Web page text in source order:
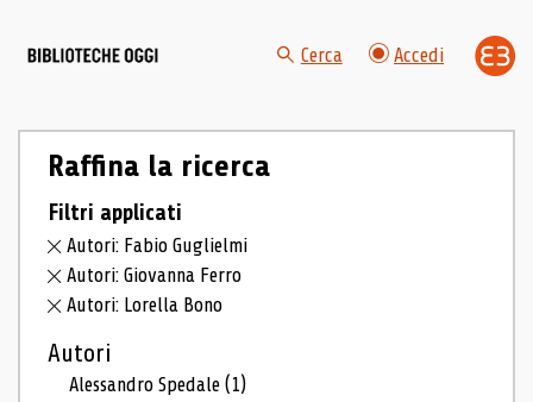
Cerca Accedi
Raffina la ricerca
Filtri applicati
Autori: Fabio Guglielmi
Autori: Giovanna Ferro
Autori: Lorella Bono
Autori
Alessandro Spedale(1)